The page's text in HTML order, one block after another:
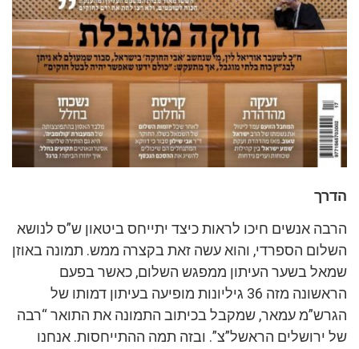
הדרך
הרבה אנשים חיכו לראות כיצד יתייחס ביטאון ש”ס לנושא
השלום הספרדי, והוא עשה זאת בקצרה ממש. תמונה באוזן
שמאל בשער העיתון ממפגש השלום, כאשר בפעם
הראשונה מזה 36 גיליונות מופיעה בעיתון דמותו של
הגרש”מ עמאר, שמקבל בכיתוב התמונה את התואר “רבה
של ירושלים הראשל”צ”. ובזה תמה ההתייחסות. אנחנו